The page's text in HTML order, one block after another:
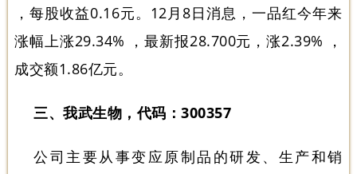
，每股收益0.16元。12月8日消息，一品红今年来
涨幅上涨29.34% ，最新报28.700元，涨2.39% ，
成交额1.86亿元。
三、我武生物，代码：300357
公司主要从事变应原制品的研发、生产和销